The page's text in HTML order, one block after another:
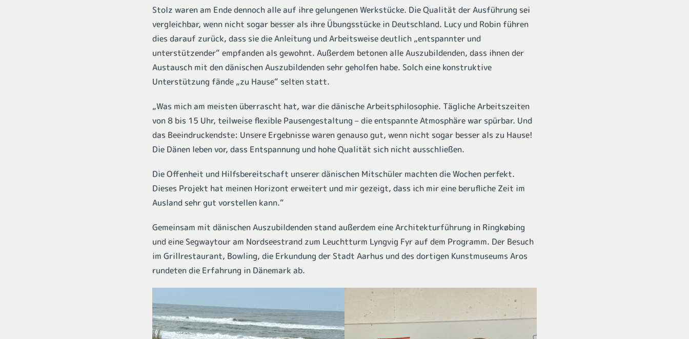
Stolz waren am Ende dennoch alle auf ihre gelungenen Werkstücke. Die Qualität der Ausführung sei
vergleichbar, wenn nicht sogar besser als ihre Übungsstücke in Deutschland. Lucy und Robin führen
dies darauf zurück, dass sie die Anleitung und Arbeitsweise deutlich „entspannter und
unterstützender“ empfanden als gewohnt. Außerdem betonen alle Auszubildenden, dass ihnen der
Austausch mit den dänischen Auszubildenden sehr geholfen habe. Solch eine konstruktive
Unterstützung fände „zu Hause“ selten statt.
„Was mich am meisten überrascht hat, war die dänische Arbeitsphilosophie. Tägliche Arbeitszeiten
von 8 bis 15 Uhr, teilweise flexible Pausengestaltung – die entspannte Atmosphäre war spürbar. Und
das Beeindruckendste: Unsere Ergebnisse waren genauso gut, wenn nicht sogar besser als zu Hause!
Die Dänen leben vor, dass Entspannung und hohe Qualität sich nicht ausschließen.
Die Offenheit und Hilfsbereitschaft unserer dänischen Mitschüler machten die Wochen perfekt.
Dieses Projekt hat meinen Horizont erweitert und mir gezeigt, dass ich mir eine berufliche Zeit im
Ausland sehr gut vorstellen kann.“
Gemeinsam mit dänischen Auszubildenden stand außerdem eine Architekturführung in Ringkøbing
und eine Segwaytour am Nordseestrand zum Leuchtturm Lyngvig Fyr auf dem Programm. Der Besuch
im Grillrestaurant, Bowling, die Erkundung der Stadt Aarhus und des dortigen Kunstmuseums Aros
rundeten die Erfahrung in Dänemark ab.